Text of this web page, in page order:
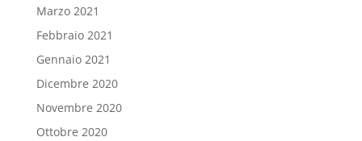
Marzo 2021
Febbraio 2021
Gennaio 2021
Dicembre 2020
Novembre 2020
Ottobre 2020